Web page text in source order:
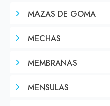
MAZAS DE GOMA
MECHAS
MEMBRANAS
MENSULAS